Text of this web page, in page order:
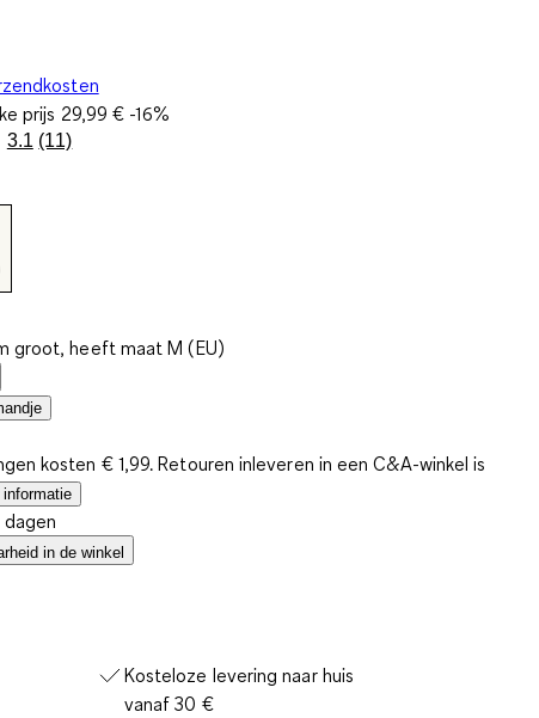
prijs 29,99 € -16%
3.1 Lees
(11)
groot, heeft maat M (EU)
kosten € 1,99. Retouren inleveren in een C&A-winkel is
informatie
in de winkel
Kosteloze levering naar huis
vanaf 30 €